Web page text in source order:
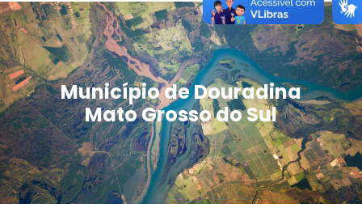
Município de Douradina
Mato Grosso do Sul